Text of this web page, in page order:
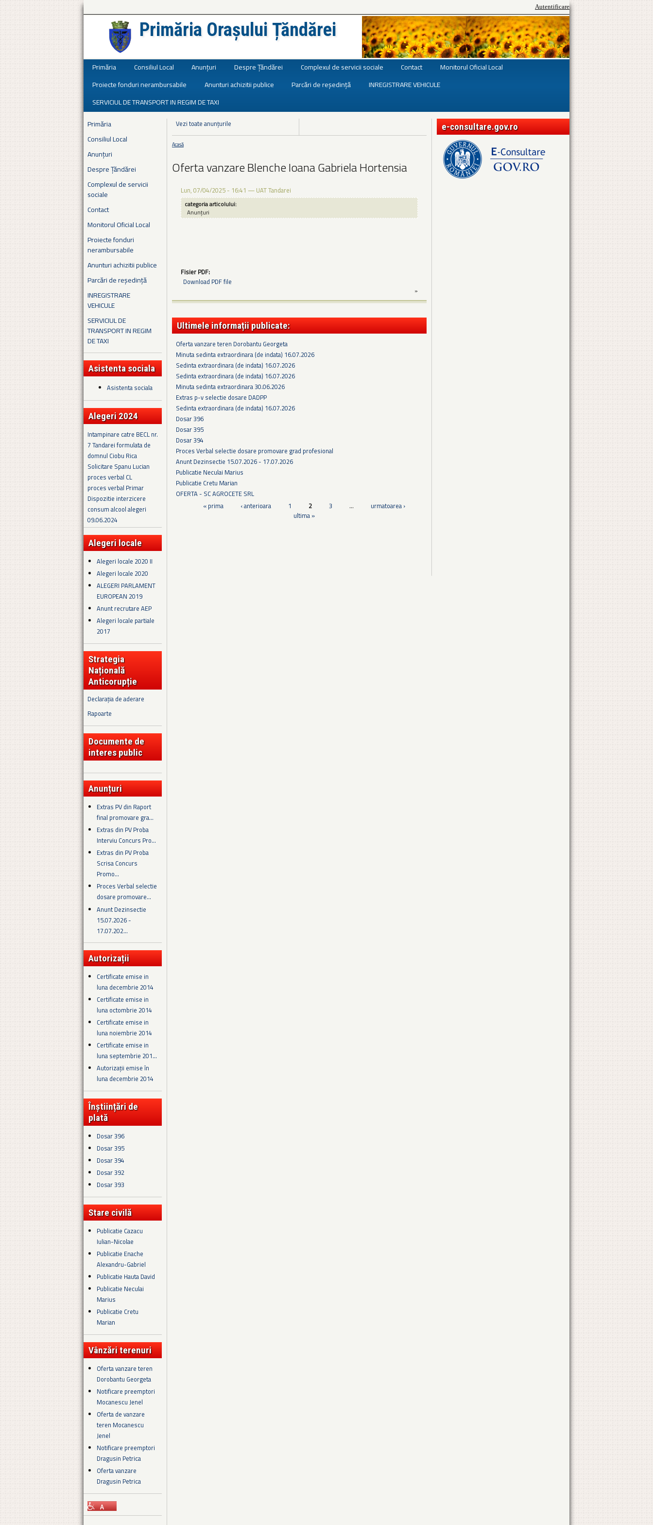
Autentificare
Primăria Orașului Țăndărei
Primăria Consiliul Local Anunțuri Despre Țăndărei Complexul de servicii sociale Contact
Monitorul Oficial Local
Proiecte fonduri nerambursabile
Anunturi achizitii publice Parcări de reședință
INREGISTRARE VEHICULE
SERVICIUL DE TRANSPORT IN REGIM DE TAXI
Primăria
Consiliul Local
Anunțuri
Despre Țăndărei
Complexul de servicii
sociale
Contact
Monitorul Oficial Local
Proiecte fonduri
nerambursabile
Anunturi achizitii publice
Parcări de reședință
INREGISTRARE
VEHICULE
SERVICIUL DE
TRANSPORT IN REGIM
DE TAXI
Asistenta sociala
Asistenta sociala
Alegeri 2024
Intampinare catre BECL nr.
7 Tandarei formulata de
domnul Ciobu Rica
Solicitare Spanu Lucian
proces verbal CL
proces verbal Primar
Dispozitie interzicere
consum alcool alegeri
09.06.2024
Alegeri locale
Alegeri locale 2020 II
Alegeri locale 2020
ALEGERI PARLAMENT
EUROPEAN 2019
Anunt recrutare AEP
Alegeri locale partiale
2017
Strategia
Națională
Anticorupție
Declarația de aderare
Rapoarte
Documente de
interes public
Anunțuri
Extras PV din Raport
final promovare gra...
Extras din PV Proba
Interviu Concurs Pro...
Extras din PV Proba
Scrisa Concurs
Promo...
Proces Verbal selectie
dosare promovare...
Anunt Dezinsectie
15.07.2026 -
17.07.202...
Autorizații
Certificate emise in
luna decembrie 2014
Certificate emise in
luna octombrie 2014
Certificate emise in
luna noiembrie 2014
Certificate emise in
luna septembrie 201...
Autorizații emise în
luna decembrie 2014
Înștiințări de
plată
Dosar 396
Dosar 395
Dosar 394
Dosar 392
Dosar 393
Stare civilă
Publicatie Cazacu
Iulian-Nicolae
Publicatie Enache
Alexandru-Gabriel
Publicatie Hauta David
Publicatie Neculai
Marius
Publicatie Cretu
Marian
Vânzări terenuri
Oferta vanzare teren
Dorobantu Georgeta
Notificare preemptori
Mocanescu Jenel
Oferta de vanzare
teren Mocanescu
Jenel
Notificare preemptori
Dragusin Petrica
Oferta vanzare
Dragusin Petrica
Vezi toate anunțurile
Eşti aici
Acasă
Oferta vanzare Blenche Ioana Gabriela Hortensia
Lun, 07/04/2025 - 16:41 — UAT Tandarei
categoria articolului:
Anunțuri
Fisier PDF:
Download PDF file
»
Ultimele informații publicate:
Oferta vanzare teren Dorobantu Georgeta
Minuta sedinta extraordinara (de indata) 16.07.2026
Sedinta extraordinara (de indata) 16.07.2026
Sedinta extraordinara (de indata) 16.07.2026
Minuta sedinta extraordinara 30.06.2026
Extras p-v selectie dosare DADPP
Sedinta extraordinara (de indata) 16.07.2026
Dosar 396
Dosar 395
Dosar 394
Proces Verbal selectie dosare promovare grad profesional
Anunt Dezinsectie 15.07.2026 - 17.07.2026
Publicatie Neculai Marius
Publicatie Cretu Marian
OFERTA - SC AGROCETE SRL
Pagini« prima ‹ anterioara 1 2 3 …
urmatoarea ›
ultima »
e-consultare.gov.ro